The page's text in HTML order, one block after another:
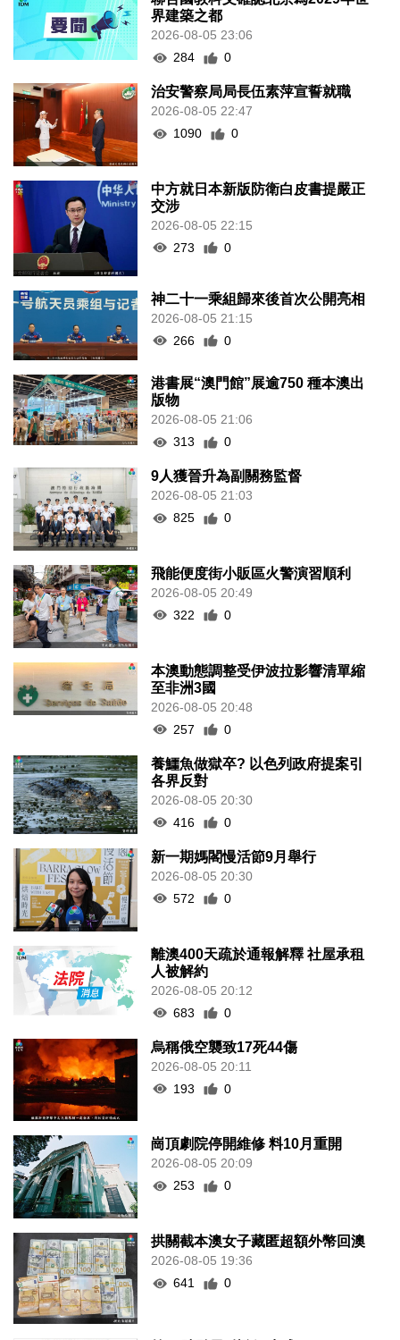
界建築之都
2026-08-05 23:06
284
0
治安警察局局長伍素萍宣誓就職
2026-08-05 22:47
1090
0
中方就日本新版防衛白皮書提嚴正
交涉
2026-08-05 22:15
273
0
神二十一乘組歸來後首次公開亮相
2026-08-05 21:15
266
0
港書展“澳門館”展逾750 種本澳出
版物
2026-08-05 21:06
313
0
9人獲晉升為副關務監督
2026-08-05 21:03
825
0
飛能便度街小販區火警演習順利
2026-08-05 20:49
322
0
本澳動態調整受伊波拉影響清單縮
至非洲3國
2026-08-05 20:48
257
0
養鱷魚做獄卒? 以色列政府提案引
各界反對
2026-08-05 20:30
416
0
新一期媽閣慢活節9月舉行
2026-08-05 20:30
572
0
離澳400天疏於通報解釋 社屋承租
人被解約
2026-08-05 20:12
683
0
烏稱俄空襲致17死44傷
2026-08-05 20:11
193
0
崗頂劇院停開維修 料10月重開
2026-08-05 20:09
253
0
拱關截本澳女子藏匿超額外幣回澳
2026-08-05 19:36
641
0